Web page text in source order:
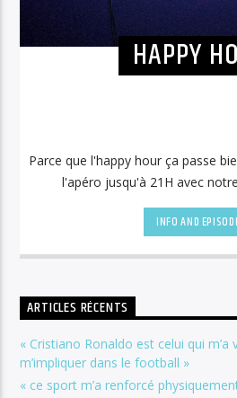
HAPPY
Parce que l'happy hour ça passe
l'apéro jusqu'à 21H avec
INFO AND
ARTICLES RÉCENTS
« Cristiano Ronaldo est celui qui m’a
m’impliquer dans le football »
« ce sport m’a renforcé